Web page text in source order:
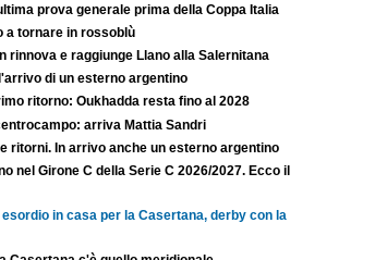
prova generale prima della Coppa Italia
a tornare in rossoblù
rinnova e raggiunge Llano alla Salernitana
di un esterno argentino
ritorno: Oukhadda resta fino al 2028
arriva Mattia Sandri
ritorni. In arrivo anche un esterno argentino
nel Girone C della Serie C 2026/2027. Ecco il
in casa per la Casertana, derby con la